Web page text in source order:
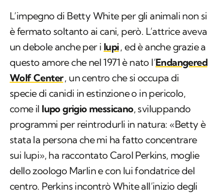
L’impegno di Betty White per gli animali non si
è fermato soltanto ai cani, però. L’attrice aveva
un debole anche per i lupi, ed è anche grazie a
questo amore che nel 1971 è nato l’Endangered
Wolf Center, un centro che si occupa di
specie di canidi in estinzione o in pericolo,
come il lupo grigio messicano, sviluppando
programmi per reintrodurli in natura: «Betty è
stata la persona che mi ha fatto concentrare
sui lupi», ha raccontato Carol Perkins, moglie
dello zoologo Marlin e con lui fondatrice del
centro. Perkins incontrò White all’inizio degli